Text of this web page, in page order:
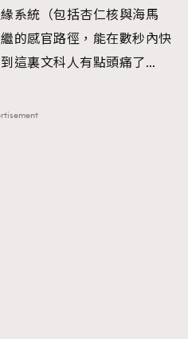
系統（包括杏仁核與海馬
的感官路徑，能在數秒內快
這裏文科人有點頭痛了…